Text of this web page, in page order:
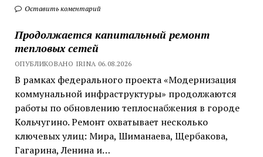
Оставить коментарий
Продолжается капитальный ремонт
тепловых сетей
ОПУБЛИКОВАНО IRINA 06.08.2026
В рамках федерального проекта «Модернизация
коммунальной инфраструктуры» продолжаются
работы по обновлению теплоснабжения в городе
Кольчугино. Ремонт охватывает несколько
ключевых улиц: Мира, Шиманаева, Щербакова,
Гагарина, Ленина и…